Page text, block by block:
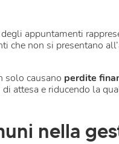
appuntamenti
che non si presentano
solo causano perdite
attesa e riducendo la
nella